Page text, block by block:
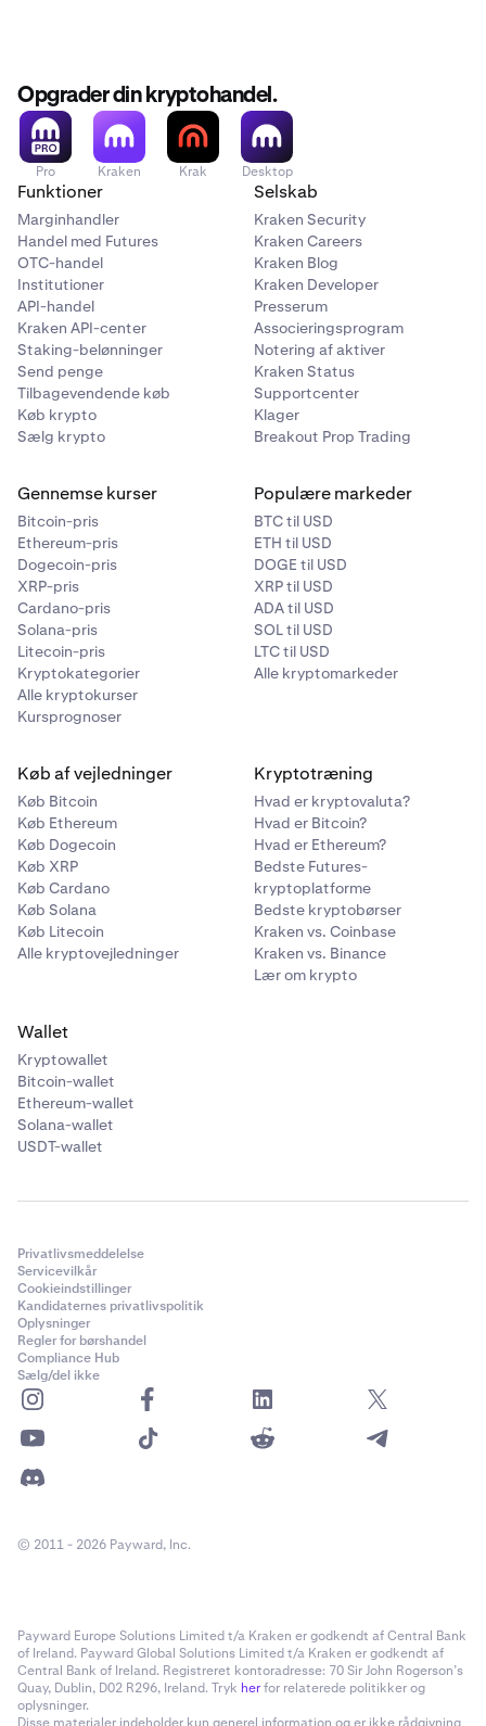
Opgrader din kryptohandel.
Pro Kraken Krak Desktop
Funktioner
Marginhandler
Handel med Futures
OTC-handel
Institutioner
API-handel
Kraken API-center
Staking-belønninger
Send penge
Tilbagevendende køb
Køb krypto
Sælg krypto
Selskab
Kraken Security
Kraken Careers
Kraken Blog
Kraken Developer
Presserum
Associeringsprogram
Notering af aktiver
Kraken Status
Supportcenter
Klager
Breakout Prop Trading
Gennemse kurser
Bitcoin-pris
Ethereum-pris
Dogecoin-pris
XRP-pris
Cardano-pris
Solana-pris
Litecoin-pris
Kryptokategorier
Alle kryptokurser
Kursprognoser
Populære markeder
BTC til USD
ETH til USD
DOGE til USD
XRP til USD
ADA til USD
SOL til USD
LTC til USD
Alle kryptomarkeder
Køb af vejledninger
Køb Bitcoin
Køb Ethereum
Køb Dogecoin
Køb XRP
Køb Cardano
Køb Solana
Køb Litecoin
Alle kryptovejledninger
Kryptotræning
Hvad er kryptovaluta?
Hvad er Bitcoin?
Hvad er Ethereum?
Bedste Futures-
kryptoplatforme
Bedste kryptobørser
Kraken vs. Coinbase
Kraken vs. Binance
Lær om krypto
Wallet
Kryptowallet
Bitcoin-wallet
Ethereum-wallet
Solana-wallet
USDT-wallet
Privatlivsmeddelelse
Servicevilkår
Cookieindstillinger
Kandidaternes privatlivspolitik
Oplysninger
Regler for børshandel
Compliance Hub
Sælg/del ikke
© 2011 - 2026 Payward, Inc.
Payward Europe Solutions Limited t/a Kraken er godkendt af Central Bank
of Ireland. Payward Global Solutions Limited t/a Kraken er godkendt af
Central Bank of Ireland. Registreret kontoradresse: 70 Sir John Rogerson’s
Quay, Dublin, D02 R296, Ireland. Tryk herfor relaterede politikker og
oplysninger.